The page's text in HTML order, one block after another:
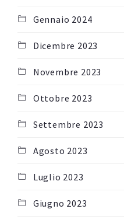
Gennaio 2024
Dicembre 2023
Novembre 2023
Ottobre 2023
Settembre 2023
Agosto 2023
Luglio 2023
Giugno 2023